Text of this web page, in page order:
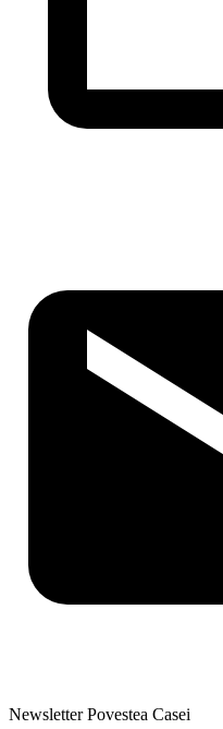
Newsletter Povestea Casei